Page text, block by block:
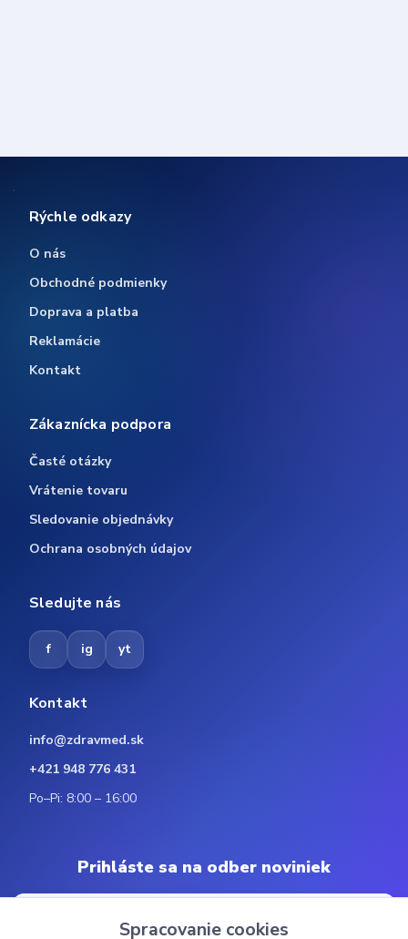
Rýchle odkazy
O nás
Obchodné podmienky
Doprava a platba
Reklamácie
Kontakt
Zákaznícka podpora
Časté otázky
Vrátenie tovaru
Sledovanie objednávky
Ochrana osobných údajov
Sledujte nás
f ig yt
Kontakt
info@zdravmed.sk
+421 948 776 431
Po–Pi: 8:00 – 16:00
Prihláste sa na odber noviniek
Spracovanie cookies